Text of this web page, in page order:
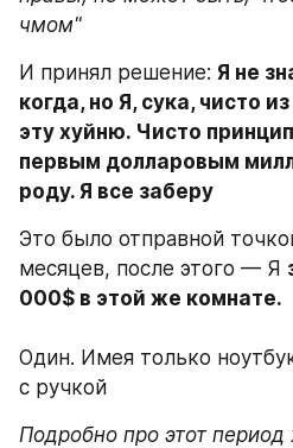
чмом"
И принял решение: Я не
когда, но Я, сука, чисто
эту хуйню. Чисто
первым долларовым
роду. Я все заберу
Это было отправной
месяцев, после этого — Я
000$ в этой же комнате.
Один. Имея только
с ручкой
Подробно про этот